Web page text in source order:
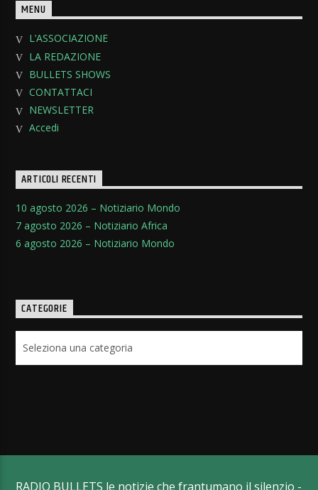
MENU
L’ASSOCIAZIONE
LA REDAZIONE
BULLETS SHOWS
CONTATTACI
NEWSLETTER
Accedi
ARTICOLI RECENTI
10 agosto 2026 – Notiziario Mondo
7 agosto 2026 – Notiziario Africa
6 agosto 2026 – Notiziario Mondo
CATEGORIE
RADIO BULLETS le notizie che frantumano il silenzio -